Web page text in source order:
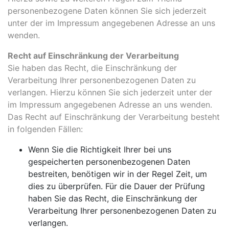
personenbezogene Daten können Sie sich jederzeit
unter der im Impressum angegebenen Adresse an uns
wenden.
Recht auf Einschränkung der Verarbeitung
Sie haben das Recht, die Einschränkung der
Verarbeitung Ihrer personenbezogenen Daten zu
verlangen. Hierzu können Sie sich jederzeit unter der
im Impressum angegebenen Adresse an uns wenden.
Das Recht auf Einschränkung der Verarbeitung besteht
in folgenden Fällen:
Wenn Sie die Richtigkeit Ihrer bei uns
gespeicherten personenbezogenen Daten
bestreiten, benötigen wir in der Regel Zeit, um
dies zu überprüfen. Für die Dauer der Prüfung
haben Sie das Recht, die Einschränkung der
Verarbeitung Ihrer personenbezogenen Daten zu
verlangen.